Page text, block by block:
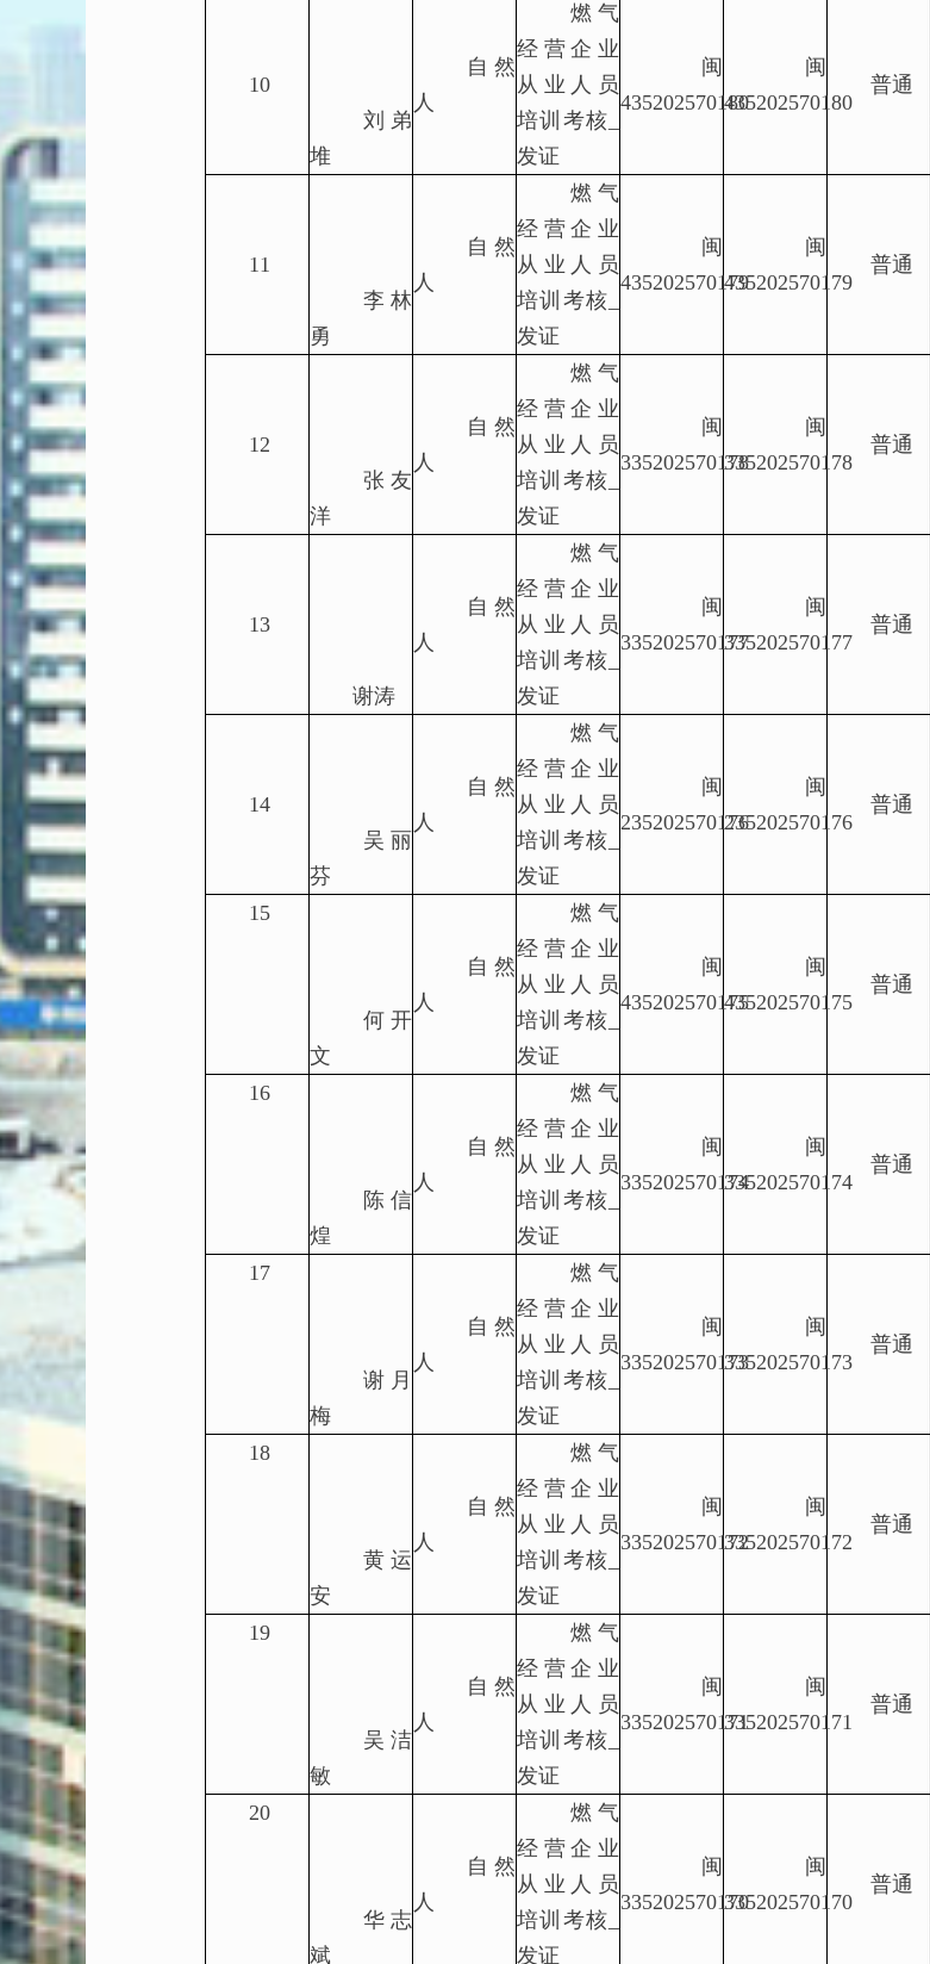
10
刘弟
堆
自然
人
燃气
经营企业
从业人员
培训考核_
发证
闽
435202570180
闽
435202570180
普通
11
李林
勇
自然
人
燃气
经营企业
从业人员
培训考核_
发证
闽
435202570179
闽
435202570179
普通
12
张友
洋
自然
人
燃气
经营企业
从业人员
培训考核_
发证
闽
335202570178
闽
335202570178
普通
13
谢涛
自然
人
燃气
经营企业
从业人员
培训考核_
发证
闽
335202570177
闽
335202570177
普通
14
吴丽
芬
自然
人
燃气
经营企业
从业人员
培训考核_
发证
闽
235202570176
闽
235202570176
普通
15
何开
文
自然
人
燃气
经营企业
从业人员
培训考核_
发证
闽
435202570175
闽
435202570175
普通
16
陈信
煌
自然
人
燃气
经营企业
从业人员
培训考核_
发证
闽
335202570174
闽
335202570174
普通
17
谢月
梅
自然
人
燃气
经营企业
从业人员
培训考核_
发证
闽
335202570173
闽
335202570173
普通
18
黄运
安
自然
人
燃气
经营企业
从业人员
培训考核_
发证
闽
335202570172
闽
335202570172
普通
19
吴洁
敏
自然
人
燃气
经营企业
从业人员
培训考核_
发证
闽
335202570171
闽
335202570171
普通
20
华志
斌
自然
人
燃气
经营企业
从业人员
培训考核_
发证
闽
335202570170
闽
335202570170
普通